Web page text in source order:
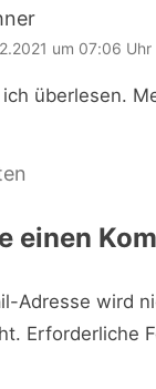
um 07:06 Uhr
ich überlesen.
einen
Adresse wird
Erforderliche